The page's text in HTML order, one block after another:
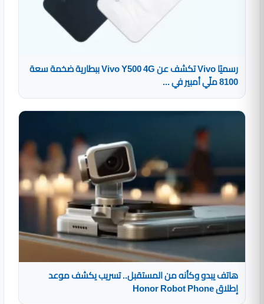
رسميًا Vivo تكشف عن Vivo Y500 4G ببطارية ضخمة سعة
8100 ملّي أمبير في ...
هاتف يبدو وكأنه من المستقبل.. تسريب يكشف موعد
إطلاق Honor Robot Phone